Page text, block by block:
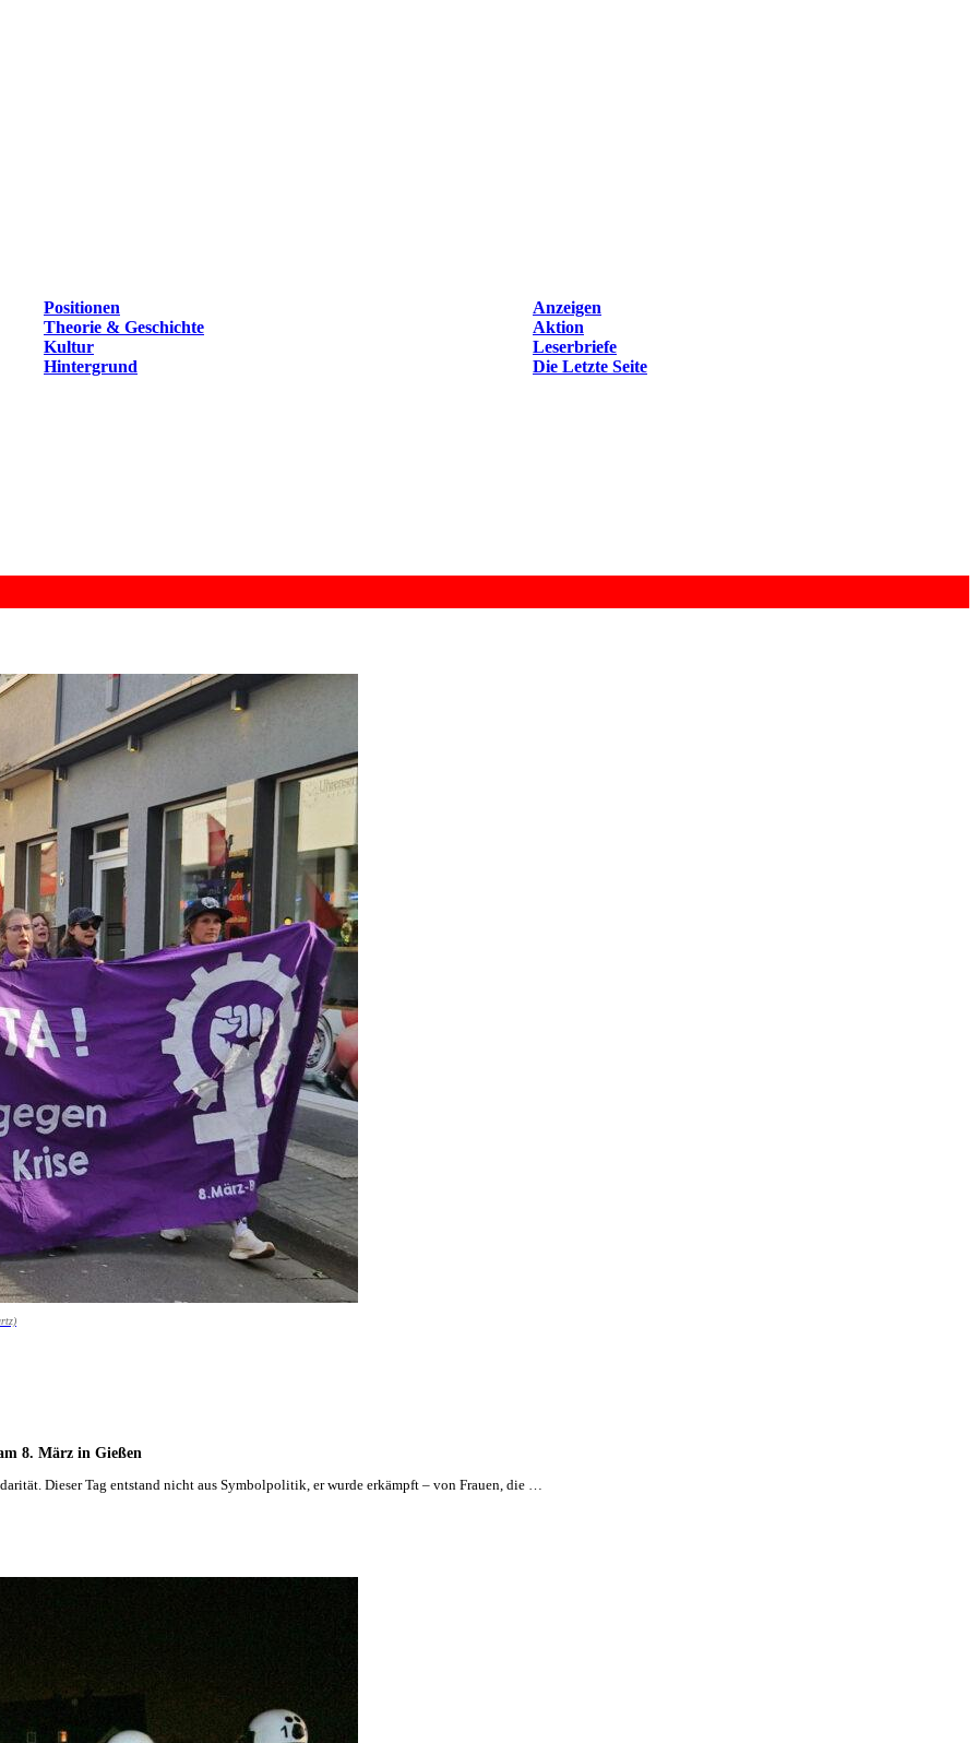
Positionen
Anzeigen
Theorie & Geschichte
Aktion
Kultur
Leserbriefe
Hintergrund Die Letzte Seite
8. März in Gießen
Dieser Tag entstand nicht aus Symbolpolitik, er wurde erkämpft – von Frauen, die …